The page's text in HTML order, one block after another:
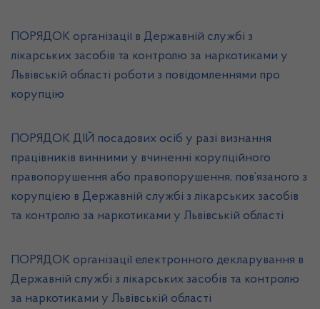
ПОРЯДОК організації в Державній службі з
лікарських засобів та контролю за наркотиками у
Львівській області роботи з повідомленнями про
корупцію
ПОРЯДОК ДІЙ посадових осіб у разі визнання
працівників винними у вчиненні корупційного
правопорушення або правопорушення, пов’язаного з
корупцією в Державній службі з лікарських засобів
та контролю за наркотиками у Львівській області
ПОРЯДОК організації електронного декларування в
Державній службі з лікарських засобів та контролю
за наркотиками у Львівській області